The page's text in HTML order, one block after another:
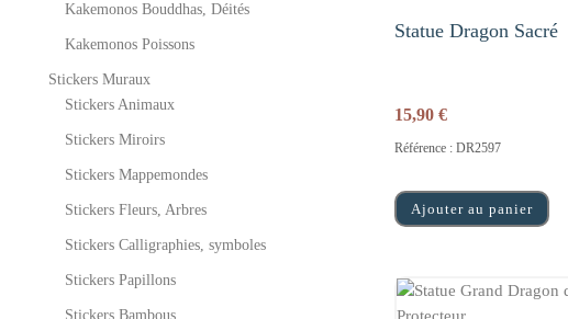
Statue Dragon Sacré
15,90 €
Référence : DR2597
Ajouter au panier
Kakemonos Bouddhas, Déités
Kakemonos Poissons
Stickers Muraux
Stickers Animaux
Stickers Miroirs
Stickers Mappemondes
Stickers Fleurs, Arbres
Stickers Calligraphies, symboles
Stickers Papillons
Stickers Bambous